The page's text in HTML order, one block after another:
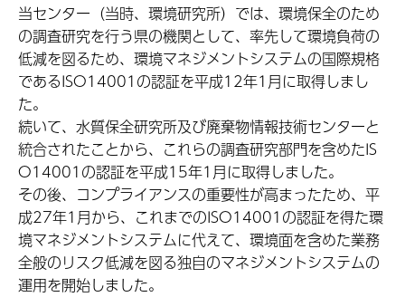
当センター（当時、環境研究所）では、環境保全のため
の調査研究を行う県の機関として、率先して環境負荷の
低減を図るため、環境マネジメントシステムの国際規格
であるISO14001の認証を平成12年1月に取得しまし
た。
続いて、水質保全研究所及び廃棄物情報技術センターと
統合されたことから、これらの調査研究部門を含めたIS
O14001の認証を平成15年1月に取得しました。
その後、コンプライアンスの重要性が高まったため、平
成27年1月から、これまでのISO14001の認証を得た環
境マネジメントシステムに代えて、環境面を含めた業務
全般のリスク低減を図る独自のマネジメントシステムの
運用を開始しました。